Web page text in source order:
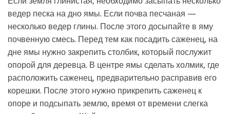
ведер песка на дно ямы. Если почва песчаная —
несколько ведер глины. После этого досыпайте в яму
почвенную смесь. Перед тем как посадить саженец, на
дне ямы нужно закрепить столбик, который послужит
опорой для деревца. В центре ямы сделать холмик, где
расположить саженец, предварительно расправив его
корешки. После этого нужно прикрепить саженец к
опоре и подсыпать землю, время от времени слегка